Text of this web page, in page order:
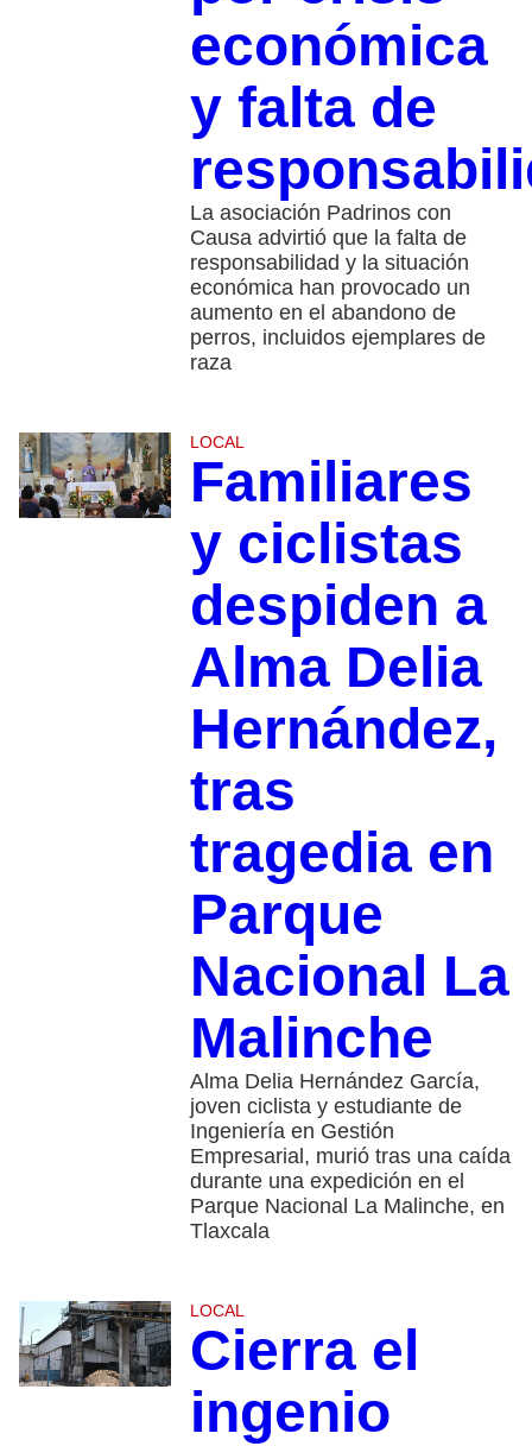
económica
y falta de
La asociación Padrinos con
Causa advirtió que la falta de
responsabilidad y la situación
económica han provocado un
aumento en el abandono de
perros, incluidos ejemplares de
raza
LOCAL
Familiares
y ciclistas
despiden a
Alma Delia
Hernández,
tras
tragedia en
Parque
Nacional La
Malinche
Alma Delia Hernández García,
joven ciclista y estudiante de
Ingeniería en Gestión
Empresarial, murió tras una caída
durante una expedición en el
Parque Nacional La Malinche, en
Tlaxcala
LOCAL
Cierra el
ingenio